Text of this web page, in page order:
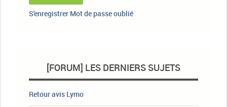
S'enregistrer Mot de passe oublié
[FORUM] LES DERNIERS SUJETS
Retour avis Lymo